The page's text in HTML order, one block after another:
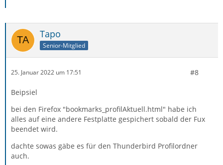
Tapo
Senior-Mitglied
25. Januar 2022 um 17:51 #8
Beipsiel
bei den Firefox "bookmarks_profilAktuell.html" habe ich
alles auf eine andere Festplatte gespichert sobald der Fux
beendet wird.
dachte sowas gäbe es für den Thunderbird Profilordner
auch.